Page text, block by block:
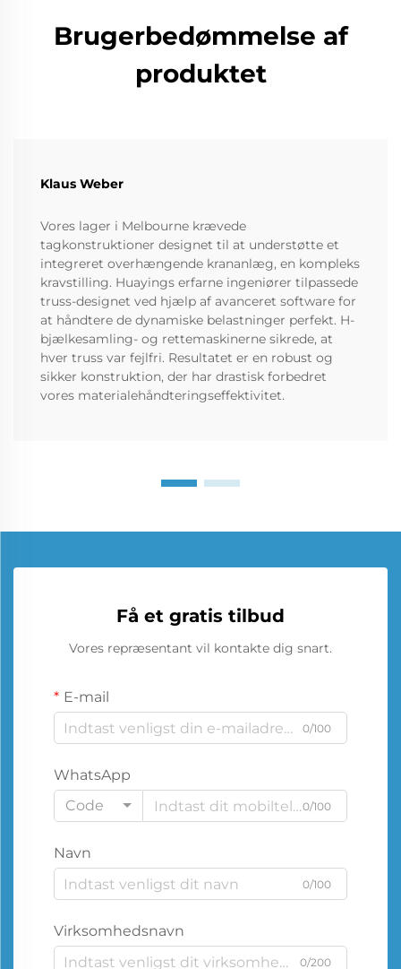
Brugerbedømmelse af
produktet
Klaus Weber
Vores lager i Melbourne krævede
tagkonstruktioner designet til at understøtte et
integreret overhængende krananlæg, en kompleks
kravstilling. Huayings erfarne ingeniører tilpassede
truss-designet ved hjælp af avanceret software for
at håndtere de dynamiske belastninger perfekt. H-
bjælkesamling- og rettemaskinerne sikrede, at
hver truss var fejlfri. Resultatet er en robust og
sikker konstruktion, der har drastisk forbedret
vores materialehåndteringseffektivitet.
Få et gratis tilbud
Vores repræsentant vil kontakte dig snart.
E-mail
0/100
WhatsApp
Code
0/100
Navn
0/100
Virksomhedsnavn
0/200